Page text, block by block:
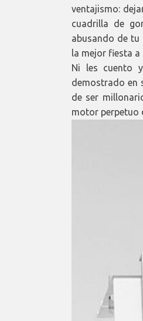
ventajismo:
cuadrilla de
abusando de tu
la mejor fiesta a
Ni les cuento
demostrado en
de ser
motor perpetuo